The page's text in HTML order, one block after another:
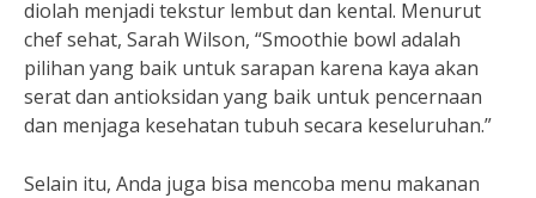
diolah menjadi tekstur lembut dan kental. Menurut
chef sehat, Sarah Wilson, “Smoothie bowl adalah
pilihan yang baik untuk sarapan karena kaya akan
serat dan antioksidan yang baik untuk pencernaan
dan menjaga kesehatan tubuh secara keseluruhan.”
Selain itu, Anda juga bisa mencoba menu makanan